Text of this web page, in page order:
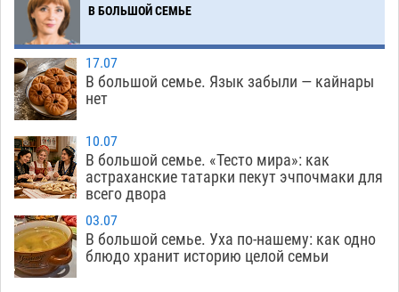
13:50
Мэрия Астрахани переводит городские
зеленые зоны на автоматический полив
13:13
Скончался второй ребенок после пожара в
Астрахани
12:49
Астраханские гандболисты с крупной победы
стартовали на Всероссийской Спартакиаде
12:16
В астраханском селе невестка изрешетила
машину свекрови
06.08
В БОЛЬШОЙ СЕМЬЕ
17.07
В большой семье. Язык забыли — кайнары
нет
10.07
В большой семье. «Тесто мира»: как
астраханские татарки пекут эчпочмаки для
всего двора
03.07
В большой семье. Уха по-нашему: как одно
блюдо хранит историю целой семьи